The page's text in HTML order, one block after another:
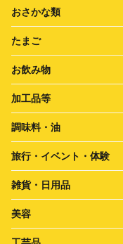
おさかな類
たまご
お飲み物
加工品等
調味料・油
旅行・イベント・体験
雑貨・日用品
美容